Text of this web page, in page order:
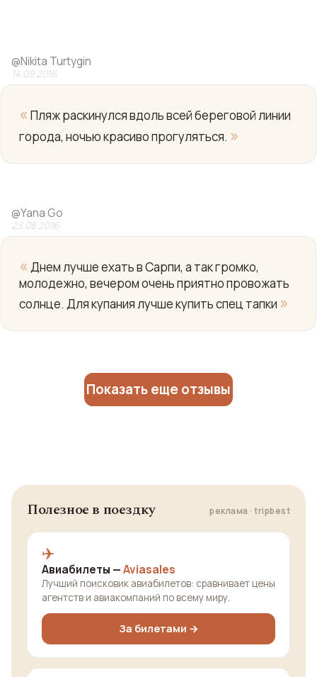
Yo
@Nikita Turtygin
14.09.2016
« Пляж раскинулся вдоль всей береговой линии
города, ночью красиво прогуляться. »
@Yana Go
23.08.2016
« Днем лучше ехать в Сарпи, а так громко,
молодежно, вечером очень приятно провожать
солнце. Для купания лучше купить спец тапки »
Показать еще отзывы
Полезное в поездку реклама · tripbest
✈️
Авиабилеты —Aviasales
Лучший поисковик авиабилетов: сравнивает цены
агентств и авиакомпаний по всему миру.
За билетами →